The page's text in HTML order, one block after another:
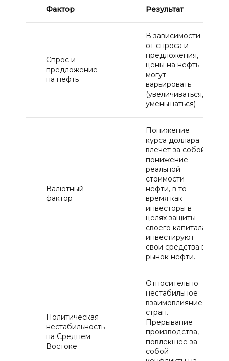
Фактор Результат
Спрос и
предложение
на нефть
В зависимости
от спроса и
предложения,
цены на нефть
могут
варьировать
(увеличиваться,
уменьшаться)
Валютный
фактор
Понижение
курса доллара
влечет за собой
понижение
реальной
стоимости
нефти, в то
время как
инвесторы в
целях защиты
своего капитала
инвестируют
свои средства в
рынок нефти.
Политическая
нестабильность
на Среднем
Востоке
Относительно
нестабильное
взаимовлияние
стран.
Прерывание
производства,
повлекшее за
собой